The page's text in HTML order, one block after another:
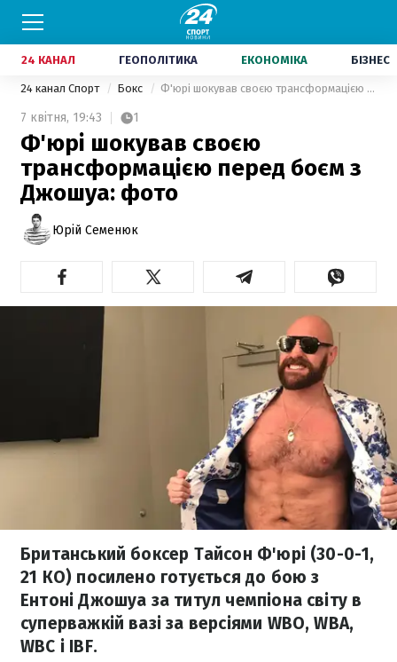
24 КАНАЛ ГЕОПОЛІТИКА ЕКОНОМІКА БІЗНЕС
24 канал Спорт Бокс Ф'юрі шокував своєю трансформацією перед боєм з Джошуа: фото
7 квітня, 19:43 1
Ф'юрі шокував своєю
трансформацією перед боєм з
Джошуа: фото
Юрій Семенюк
Британський боксер Тайсон Ф'юрі (30-0-1,
21 КО) посилено готується до бою з
Ентоні Джошуа за титул чемпіона світу в
суперважкій вазі за версіями WBO, WBA,
WBC і IBF.